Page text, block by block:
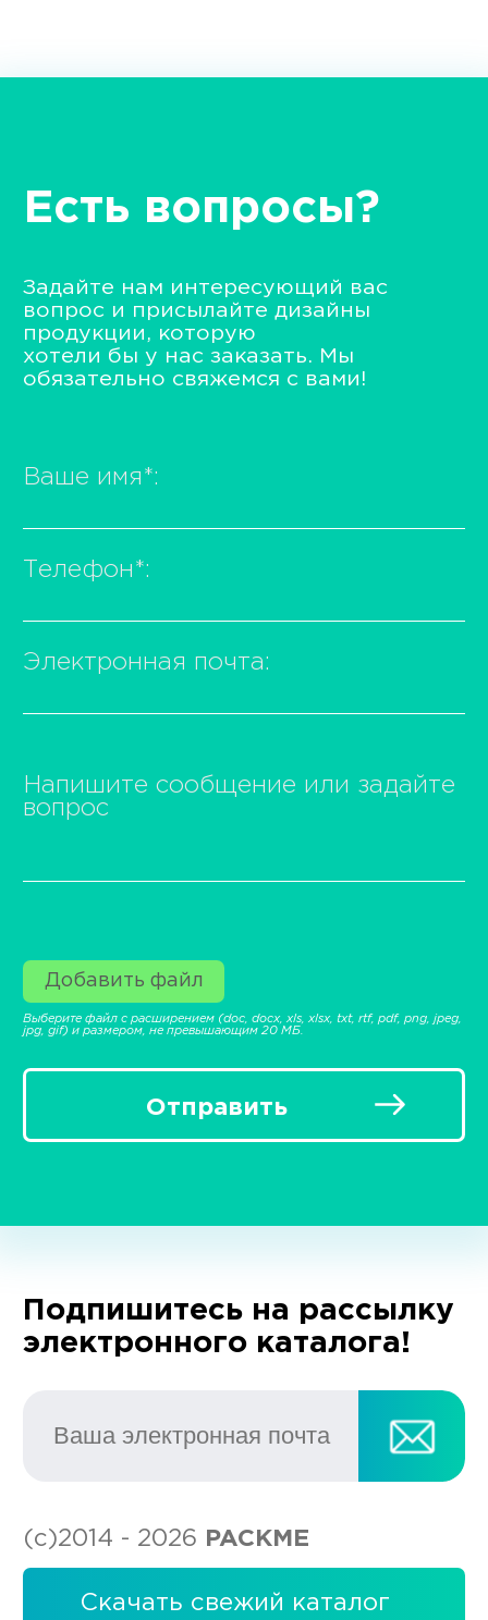
Есть вопросы?
Задайте нам интересующий вас
вопрос и присылайте дизайны
продукции, которую
хотели бы у нас заказать. Мы
обязательно свяжемся с вами!
Ваше имя *:
Телефон *:
Электронная почта:
Напишите сообщение или задайте
вопрос
Добавить файл
Выберите файл с расширением (doc, docx, xls, xlsx, txt, rtf, pdf, png, jpeg,
jpg, gif) и размером, не превышающим 20 МБ.
Отправить
Подпишитесь на рассылку
электронного каталога!
(с)2014 - 2026 PACKME
Скачать свежий каталог